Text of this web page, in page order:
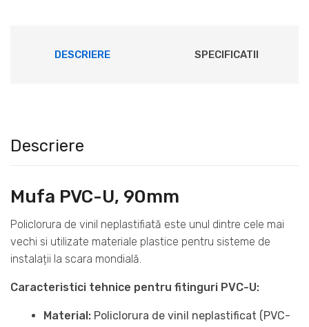
DESCRIERE SPECIFICATII
Descriere
Mufa PVC-U, 90mm
Policlorura de vinil neplastifiată este unul dintre cele mai
vechi si utilizate materiale plastice pentru sisteme de
instalații la scara mondială.
Caracteristici tehnice pentru fitinguri PVC-U:
Material: Policlorura de vinil neplastificat (PVC-